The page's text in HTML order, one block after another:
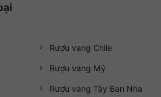
Rượu vang Chile
Rượu vang Mỹ
Rượu vang Tây Ban Nha